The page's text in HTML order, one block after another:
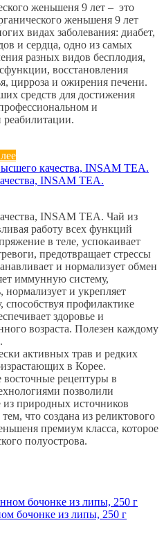
женьшеня 9 лет – это
женьшеня 9 лет
видах заболевания: диабет,
и сердца, одно из самых
разных видов бесплодия,
восстановления
цирроза и ожирения печени.
средств для достижения
и
реабилитации.
INSAM TEA.
INSAM TEA. Чай из
работу всех функций
в теле, успокаивает
предотвращает стрессы
и нормализует обмен
иммунную систему,
нормализует и укрепляет
способствуя профилактике
здоровье и
возраста. Полезен каждому
активных трав и редких
в Корее.
восточные рецептуры в
позволили
из природных источников
что создана из реликтового
премиум класса, которое
полуострова.
бочонке из липы, 250 г